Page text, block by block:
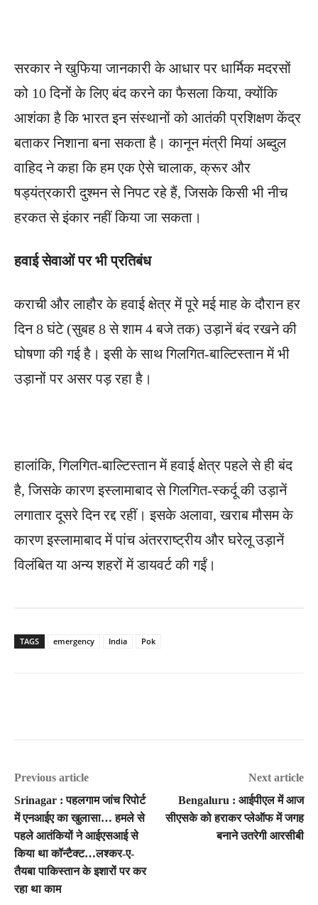
सरकार ने खुफिया जानकारी के आधार पर धार्मिक मदरसों
को 10 दिनों के लिए बंद करने का फैसला किया, क्योंकि
आशंका है कि भारत इन संस्थानों को आतंकी प्रशिक्षण केंद्र
बताकर निशाना बना सकता है। कानून मंत्री मियां अब्दुल
वाहिद ने कहा कि हम एक ऐसे चालाक, क्रूर और
षड्यंत्रकारी दुश्मन से निपट रहे हैं, जिसके किसी भी नीच
हरकत से इंकार नहीं किया जा सकता।
हवाई सेवाओं पर भी प्रतिबंध
कराची और लाहौर के हवाई क्षेत्र में पूरे मई माह के दौरान हर
दिन 8 घंटे (सुबह 8 से शाम 4 बजे तक) उड़ानें बंद रखने की
घोषणा की गई है। इसी के साथ गिलगित-बाल्टिस्तान में भी
उड़ानों पर असर पड़ रहा है।
हालांकि, गिलगित-बाल्टिस्तान में हवाई क्षेत्र पहले से ही बंद
है, जिसके कारण इस्लामाबाद से गिलगित-स्कर्दू की उड़ानें
लगातार दूसरे दिन रद्द रहीं। इसके अलावा, खराब मौसम के
कारण इस्लामाबाद में पांच अंतरराष्ट्रीय और घरेलू उड़ानें
विलंबित या अन्य शहरों में डायवर्ट की गईं।
TAGS emergency India Pok
Previous article
Srinagar : पहलगाम जांच रिपोर्ट
में एनआईए का खुलासा… हमले से
पहले आतंकियों ने आईएसआई से
किया था कॉन्टैक्ट…लश्कर-ए-
तैयबा पाकिस्तान के इशारों पर कर
रहा था काम
Next article
Bengaluru : आईपीएल में आज
सीएसके को हराकर प्लेऑफ में जगह
बनाने उतरेगी आरसीबी